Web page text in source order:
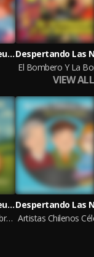
Despertando Las Neuronas
VIEW ALL
Despertando Las Neuronas
Artistas Chilenos Célebres ¡Viva el Folclore!